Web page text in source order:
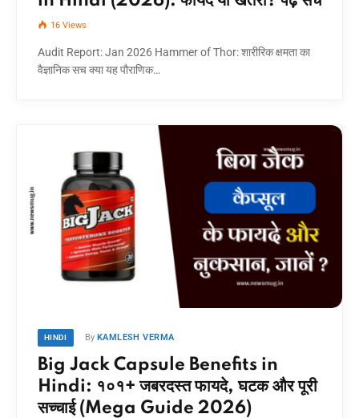
16 Views
Audit Report: Jan 2026 Hammer of Thor: शारीरिक क्षमता का
वैज्ञानिक सच क्या यह पौराणिक…
HINDI By KAMLESH VERMA
Big Jack Capsule Benefits in
Hindi: १०१+ जबरदस्त फायदे, घटक और पूरी
सच्चाई (Mega Guide 2026)